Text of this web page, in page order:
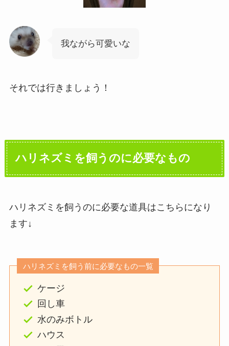
我ながら可愛いな
それでは行きましょう！
ハリネズミを飼うのに必要なもの
ハリネズミを飼うのに必要な道具はこちらになり
ます↓
ハリネズミを飼う前に必要なもの一覧
ケージ
回し車
水のみボトル
ハウス